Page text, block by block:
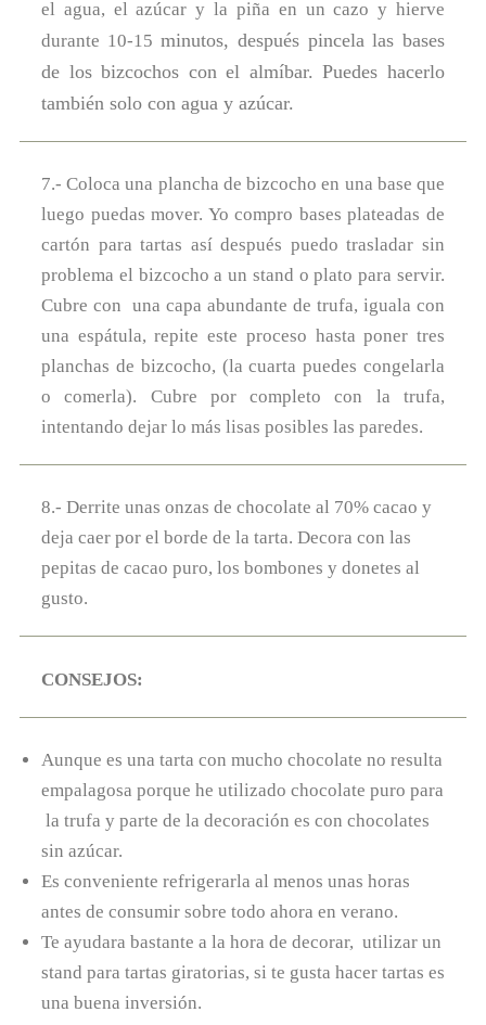
el agua, el azúcar y la piña en un cazo y hierve
durante 10-15 minutos, después pincela las bases
de los bizcochos con el almíbar. Puedes hacerlo
también solo con agua y azúcar.
7.- Coloca una plancha de bizcocho en una base que
luego puedas mover. Yo compro bases plateadas de
cartón para tartas así después puedo trasladar sin
problema el bizcocho a un stand o plato para servir.
Cubre con una capa abundante de trufa, iguala con
una espátula, repite este proceso hasta poner tres
planchas de bizcocho, (la cuarta puedes congelarla
o comerla). Cubre por completo con la trufa,
intentando dejar lo más lisas posibles las paredes.
8.- Derrite unas onzas de chocolate al 70% cacao y
deja caer por el borde de la tarta. Decora con las
pepitas de cacao puro, los bombones y donetes al
gusto.
CONSEJOS:
Aunque es una tarta con mucho chocolate no resulta
empalagosa porque he utilizado chocolate puro para
la trufa y parte de la decoración es con chocolates
sin azúcar.
Es conveniente refrigerarla al menos unas horas
antes de consumir sobre todo ahora en verano.
Te ayudara bastante a la hora de decorar, utilizar un
stand para tartas giratorias, si te gusta hacer tartas es
una buena inversión.